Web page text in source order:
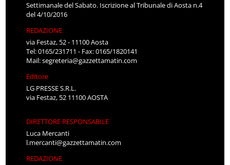
Settimanale del Sabato. Iscrizione al Tribunale di Aosta n.4
del 4/10/2016
REDAZIONE
via Festaz, 52 - 11100 Aosta
Tel: 0165/231711 - Fax: 0165/1820141
Mail:segreteria@gazzettamatin.com
Editore
LG PRESSE S.R.L.
via Festaz, 52 11100 AOSTA
DIRETTORE RESPONSABILE
Luca Mercanti
l.mercanti@gazzettamatin.com
REDAZIONE